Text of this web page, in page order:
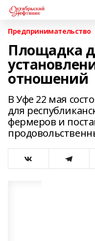
Предпринимательство
Площадка
отношений
В Уфе 22 мая
для
фермеров и